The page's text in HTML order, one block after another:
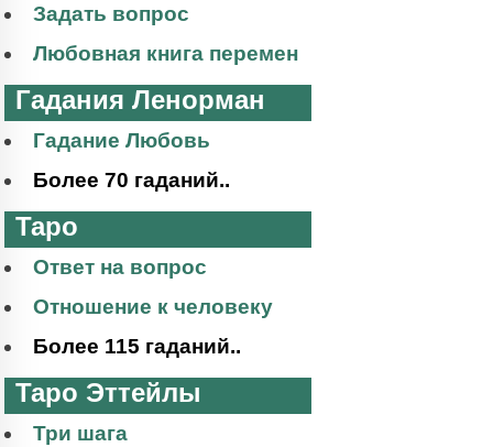
Задать вопрос
Любовная книга перемен
Гадания Ленорман
Гадание Любовь
Более 70 гаданий..
Таро
Ответ на вопрос
Отношение к человеку
Более 115 гаданий..
Таро Эттейлы
Три шага